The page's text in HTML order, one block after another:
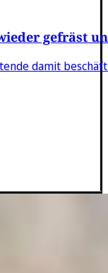
gefräst
damit